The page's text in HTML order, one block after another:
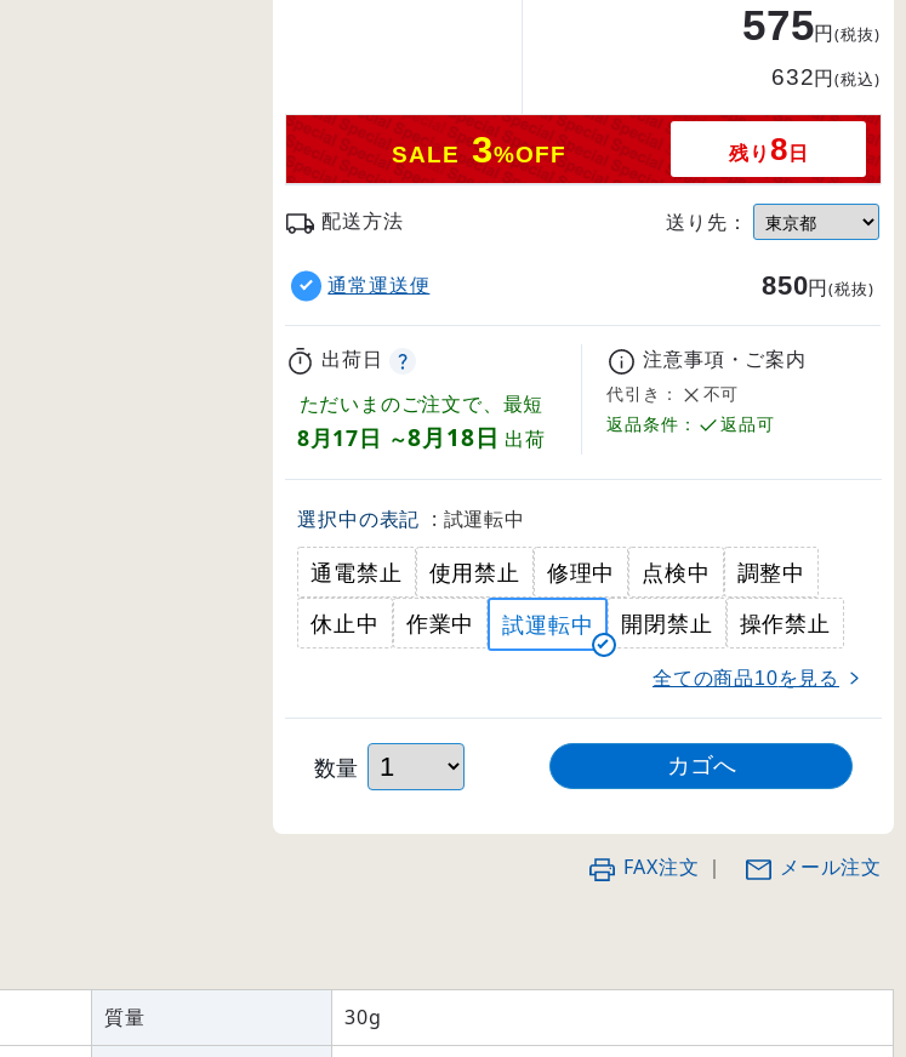
575円(税抜)
632円(税込)
SALE 3%OFF 残り8日
配送方法 送り先：
通常運送便 850円(税抜)
出荷日
ただいまのご注文で、最短
8月17日 ～8月18日 出荷
注意事項・ご案内
代引き：
不可
返品条件：
返品可
選択中の表記 : 試運転中
通電禁止 使用禁止 修理中 点検中
調整中
休止中
作業中 試運転中 開閉禁止 操作禁止
全ての商品10を見る
数量
FAX注文 ｜ メール注文
質量 30g